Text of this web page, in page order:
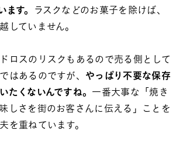
ます。
ラスクなどのお菓子を除けば、
していません。
ロスのリスクもあるので売る側として
はあるのですが、 やっぱり不要な保存
たくないんですね。 一番大事な「焼き
しさを街のお客さんに伝える」ことを
を重ねています。